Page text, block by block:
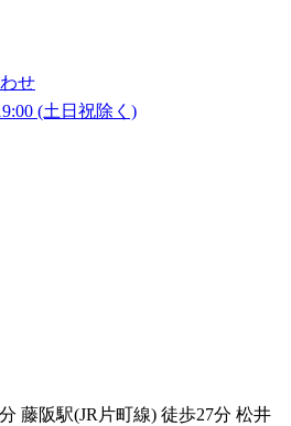
せ
(土日祝除く)
藤阪駅(JR片町線) 徒歩27分 松井